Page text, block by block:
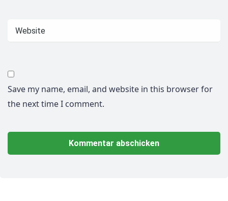
Save my name, email, and website in this browser for
the next time I comment.